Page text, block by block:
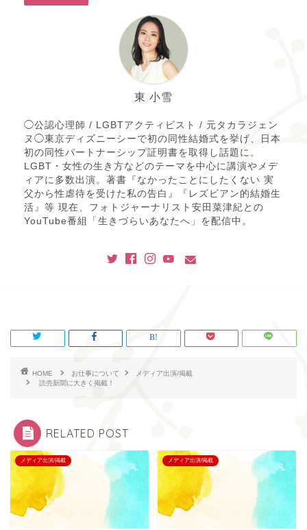
東 小雪
◯公認心理師 / LGBTアクティビスト / 元タカラジェン
ヌ◯東京ディズニーシーで初の同性結婚式を挙げ、日本
初の同性パートナーシップ証明書を取得し話題に。
LGBT・女性の生き方などのテーマを中心に講演やメデ
ィアに多数出演。著書『なかったことにしたくない 実
父から性虐待を受けた私の告白』『レズビアン的結婚生
活』等 現在、フォトジャーナリスト安田菜津紀との
YouTube番組「生きづらいあなたへ」を配信中。
HOME お仕事について
メディア出演/掲載
読売新聞に大きく掲載！
RELATED POST
メディア出演/掲載 メディア出演/掲載